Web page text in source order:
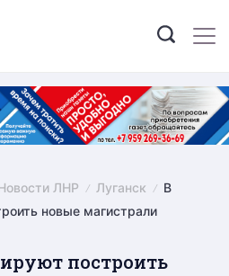
ЛНР Луганск
В
новые магистрали
построить